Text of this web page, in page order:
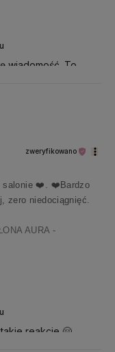
wiadomość. To
reakcje 🤗
zweryfikowano
salonie ❤️. ❤️Bardzo
zero niedociągnięć.
AURA -